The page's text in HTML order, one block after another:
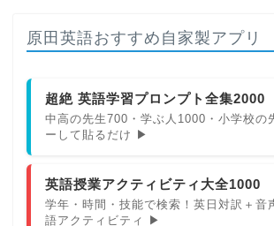
原田英語おすすめ自家製アプリ
超絶 英語学習プロンプト全集2000
中高の先生700・学ぶ人1000・小学校の
ーして貼るだけ ▶
英語授業アクティビティ大全1000
学年・時間・技能で検索！英日対訳＋音
語アクティビティ ▶